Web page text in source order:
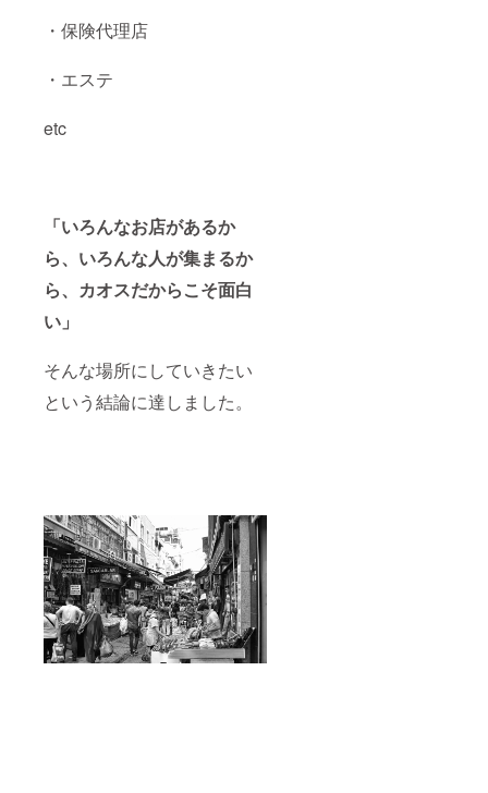
・保険代理店
・エステ
etc
「いろんなお店があるか
ら、いろんな人が集まるか
ら、カオスだからこそ面白
い」
そんな場所にしていきたい
という結論に達しました。